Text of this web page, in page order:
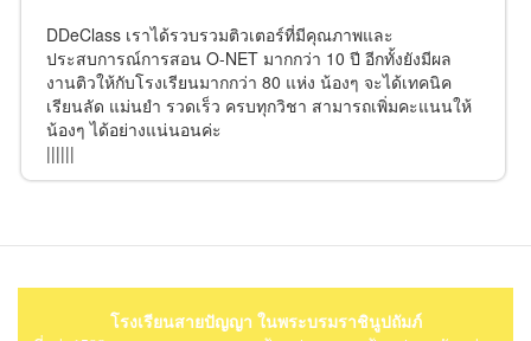
DDeClass เราได้รวบรวมติวเตอร์ที่มีคุณภาพและ
ประสบการณ์การสอน O-NET มากกว่า 10 ปี อีกทั้งยังมีผล
งานติวให้กับโรงเรียนมากกว่า 80 แห่ง น้องๆ จะได้เทคนิค
เรียนลัด แม่นยำ รวดเร็ว ครบทุกวิชา สามารถเพิ่มคะแนนให้
น้องๆ ได้อย่างแน่นอนค่ะ
||||||
โรงเรียนสายปัญญา ในพระบรมราชินูปถัมภ์